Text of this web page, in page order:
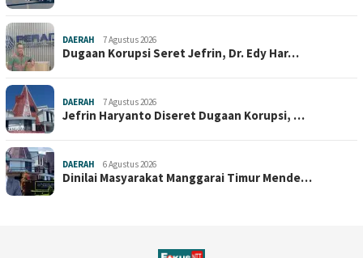
DAERAH 7 Agustus 2026
Dugaan Korupsi Seret Jefrin, Dr. Edy Har…
DAERAH 7 Agustus 2026
Jefrin Haryanto Diseret Dugaan Korupsi, …
DAERAH 6 Agustus 2026
Dinilai Masyarakat Manggarai Timur Mende…